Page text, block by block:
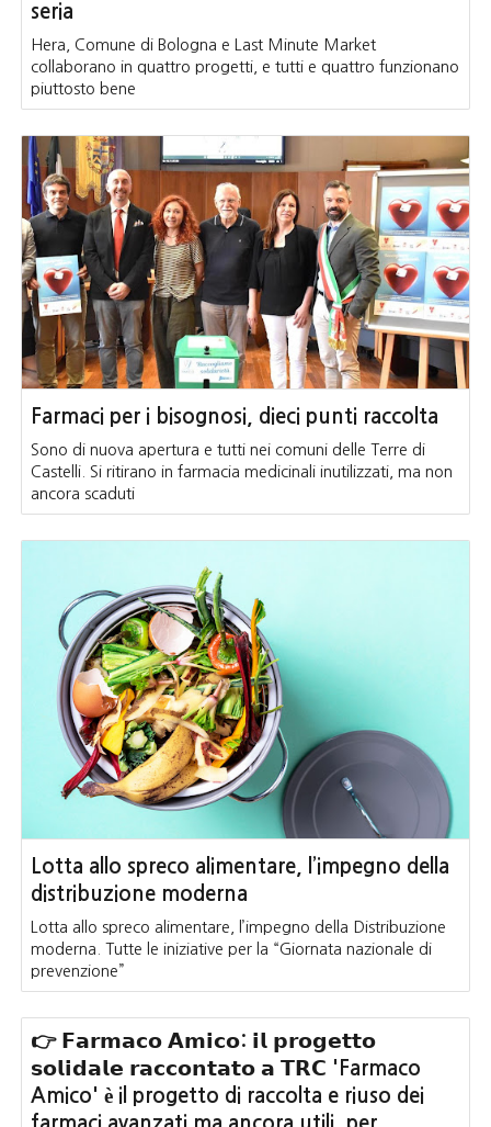
seria
Hera, Comune di Bologna e Last Minute Market
collaborano in quattro progetti, e tutti e quattro funzionano
piuttosto bene
Farmaci per i bisognosi, dieci punti raccolta
Sono di nuova apertura e tutti nei comuni delle Terre di
Castelli. Si ritirano in farmacia medicinali inutilizzati, ma non
ancora scaduti
Lotta allo spreco alimentare, l’impegno della
distribuzione moderna
Lotta allo spreco alimentare, l’impegno della Distribuzione
moderna. Tutte le iniziative per la “Giornata nazionale di
prevenzione”
👉 𝗙𝗮𝗿𝗺𝗮𝗰𝗼 𝗔𝗺𝗶𝗰𝗼: 𝗶𝗹 𝗽𝗿𝗼𝗴𝗲𝘁𝘁𝗼
𝘀𝗼𝗹𝗶𝗱𝗮𝗹𝗲 𝗿𝗮𝗰𝗰𝗼𝗻𝘁𝗮𝘁𝗼 𝗮 𝗧𝗥𝗖 'Farmaco
Amico' è il progetto di raccolta e riuso dei